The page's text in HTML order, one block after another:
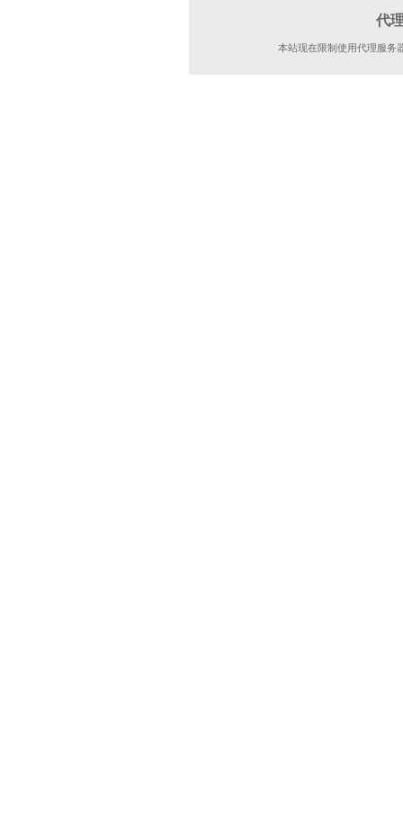
代
本站现在限制使用代理服务